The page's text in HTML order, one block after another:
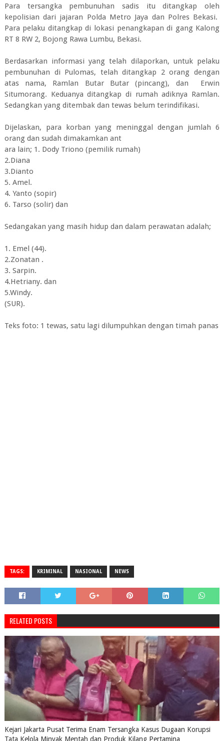
Para tersangka pembunuhan sadis itu ditangkap oleh
kepolisian dari jajaran Polda Metro Jaya dan Polres Bekasi.
Para pelaku ditangkap di lokasi penangkapan di gang Kalong
RT 8 RW 2, Bojong Rawa Lumbu, Bekasi.
Berdasarkan informasi yang telah dilaporkan, untuk pelaku
pembunuhan di Pulomas, telah ditangkap 2 orang dengan
atas nama, Ramlan Butar Butar (pincang), dan Erwin
Situmorang. Keduanya ditangkap di rumah adiknya Ramlan.
Sedangkan yang ditembak dan tewas belum terindifikasi.
Dijelaskan, para korban yang meninggal dengan jumlah 6
orang dan sudah dimakamkan ant
ara lain; 1. Dody Triono (pemilik rumah)
2.Diana
3.Dianto
5. Amel.
4. Yanto (sopir)
6. Tarso (solir) dan
Sedangakan yang masih hidup dan dalam perawatan adalah;
1. Emel (44).
2.Zonatan .
3. Sarpin.
4.Hetriany. dan
5.Windy.
(SUR).
Teks foto: 1 tewas, satu lagi dilumpuhkan dengan timah panas
TAGS: KRIMINAL NASIONAL NEWS
RELATED POSTS
Kejari Jakarta Pusat Terima Enam Tersangka Kasus Dugaan Korupsi
Tata Kelola Minyak Mentah dan Produk Kilang Pertamina